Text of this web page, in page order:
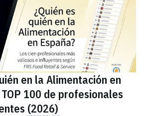
en la Alimentación en
TOP 100 de profesionales
(2026)